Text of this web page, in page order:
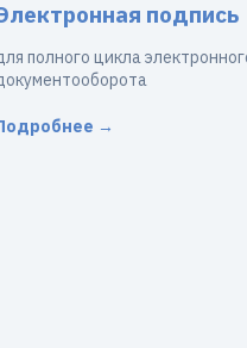
подпись
полного цикла
→